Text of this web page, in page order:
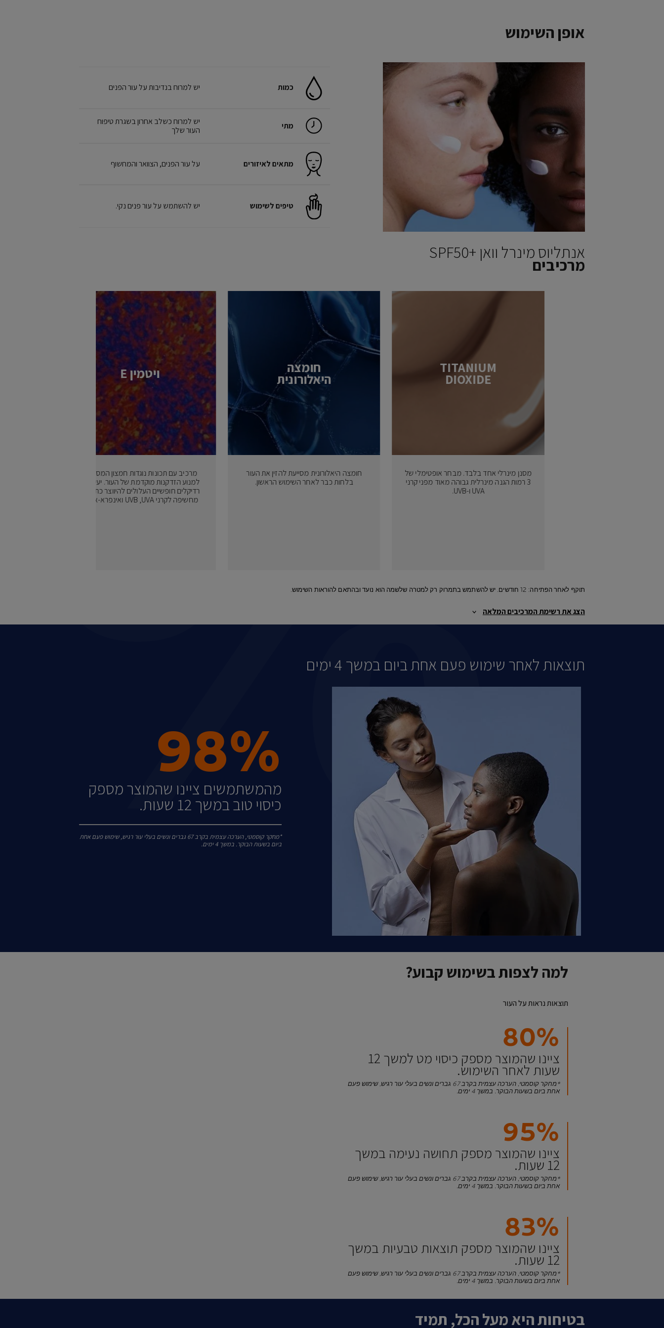
אופן השימוש
כמות יש למרוח בנדיבות על עור הפנים
מתי
יש למרוח כשלב אחרון בשגרת טיפוח
העור שלך
מתאים לאיזורים על עור הפנים, הצוואר והמחשוף
טיפים לשימוש יש להשתמש על עור פנים נקי.
אנתליוס מינרל וואן SPF50+‎
מרכיבים
TITANIUM
DIOXIDE
מסנן מינרלי אחד בלבד. מבחר אופטימלי של
3 רמות הגנה מינרלית גבוהה מאוד מפני קרני
UVA ו-UVB.
חומצה
היאלורונית
חומצה היאלורונית מסייעת להזין את העור
בלחות כבר לאחר השימוש הראשון.
ויטמין E
מרכיב עם תכונות נוגדות חמצון המסייעות
למנוע הזדקנות מוקדמת של העור. יעיל נגד
רדיקלים חופשיים העלולים להיווצר כתוצאה
מחשיפה לקרני ‏UVA,‏ UVB ואינפרא-אדום.
תוקף לאחר הפתיחה: 12 חודשים. יש להשתמש בתמרוק רק למטרה שלשמה הוא נועד ובהתאם להוראות השימוש.
הצג את רשימת המרכיבים המלאה
תוצאות לאחר שימוש פעם אחת ביום במשך 4 ימים
98%
מהמשתמשים ציינו שהמוצר מספק
כיסוי טוב במשך 12 שעות.
*מחקר קוסמטי, הערכה עצמית בקרב 67 גברים ונשים בעלי עור רגיש, שימוש פעם אחת
ביום בשעות הבוקר. במשך 4 ימים.
למה לצפות בשימוש קבוע?
תוצאות נראות על העור
80%
ציינו שהמוצר מספק כיסוי מט למשך 12
שעות לאחר השימוש.
*מחקר קוסמטי, הערכה עצמית בקרב 67 גברים ונשים בעלי עור רגיש, שימוש פעם
אחת ביום בשעות הבוקר. במשך 4 ימים.
95%
ציינו שהמוצר מספק תחושה נעימה במשך
12 שעות.
*מחקר קוסמטי, הערכה עצמית בקרב 67 גברים ונשים בעלי עור רגיש, שימוש פעם
אחת ביום בשעות הבוקר. במשך 4 ימים.
83%
ציינו שהמוצר מספק תוצאות טבעיות במשך
12 שעות.
*מחקר קוסמטי, הערכה עצמית בקרב 67 גברים ונשים בעלי עור רגיש, שימוש פעם
אחת ביום בשעות הבוקר. במשך 4 ימים.
בטיחות היא מעל הכל, תמיד